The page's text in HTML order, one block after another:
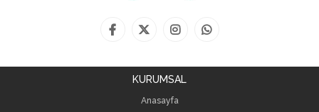
KURUMSAL
Anasayfa